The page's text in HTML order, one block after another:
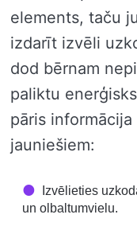
elements, taču
izdarīt izvēli
dod bērnam
paliktu
pāris
jauniešiem:
Izvēlieties
un olbaltumvielu.